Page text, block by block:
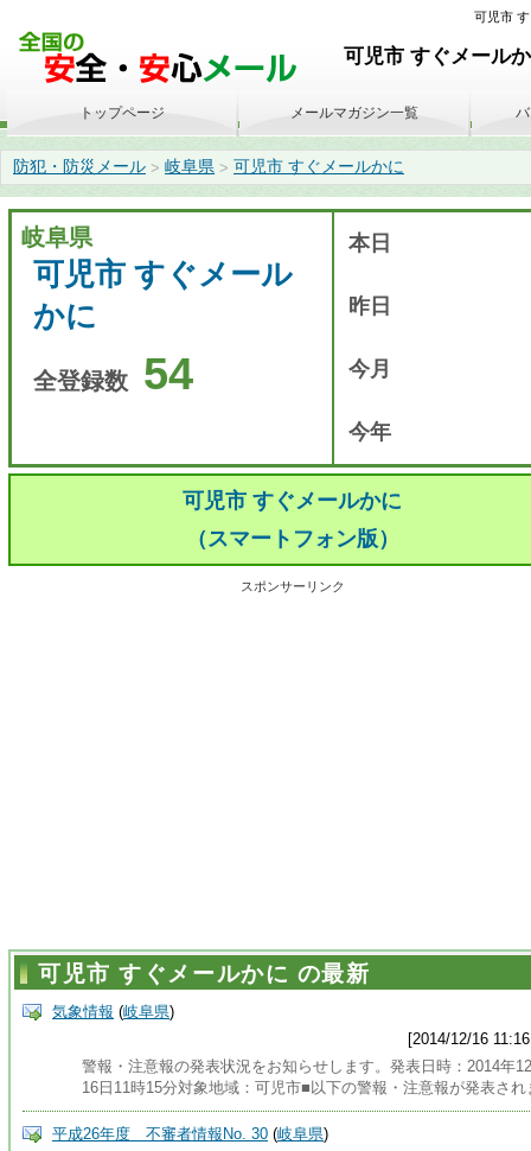
可児市
可児市 すぐメール
防犯・防災メール > 岐阜県 > 可児市 すぐメールかに
岐阜県
可児市 すぐメール
かに
全登録数 54
本日
昨日
今月
今年
可児市 すぐメールかに
（スマートフォン版）
スポンサーリンク
可児市 すぐメールかに の最新
気象情報 (岐阜県)
[2014/12/16
警報・注意報の発表状況をお知らせします。発表日時：2014年
16日11時15分対象地域：可児市■以下の警報・注意報が発表され
平成26年度 不審者情報No. 30 (岐阜県)
トップページ メールマガジン一覧